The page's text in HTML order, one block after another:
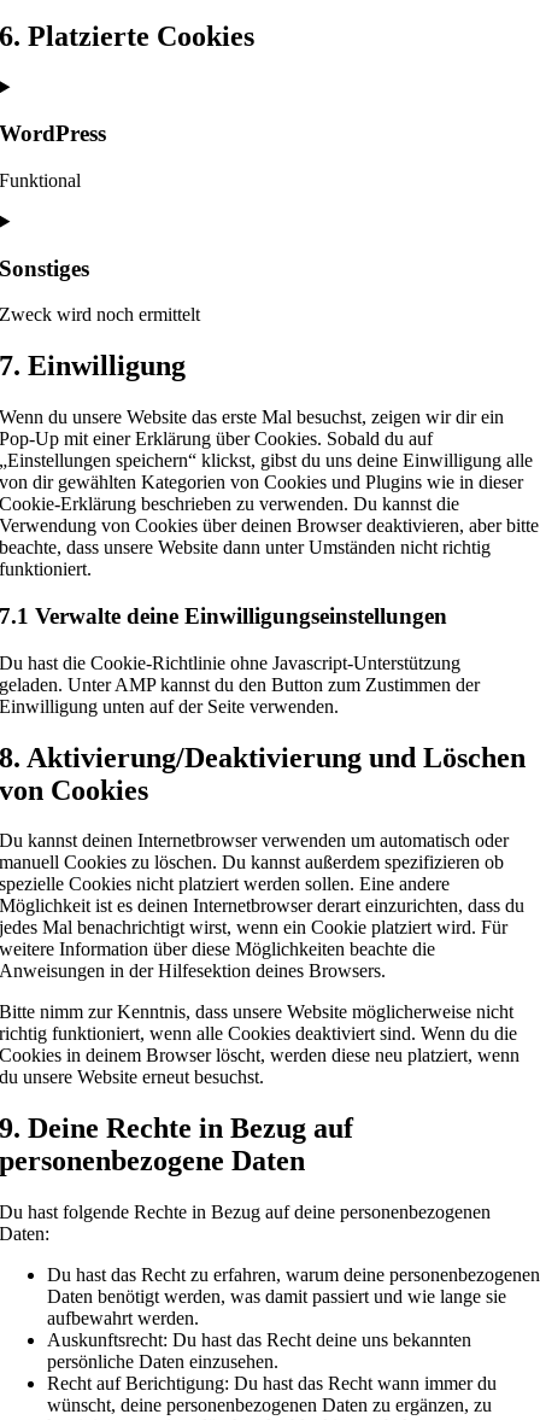
6. Platzierte Cookies
WordPress
Funktional
Sonstiges
Zweck wird noch ermittelt
7. Einwilligung
Wenn du unsere Website das erste Mal besuchst, zeigen wir dir ein
Pop-Up mit einer Erklärung über Cookies. Sobald du auf
„Einstellungen speichern“ klickst, gibst du uns deine Einwilligung alle
von dir gewählten Kategorien von Cookies und Plugins wie in dieser
Cookie-Erklärung beschrieben zu verwenden. Du kannst die
Verwendung von Cookies über deinen Browser deaktivieren, aber bitte
beachte, dass unsere Website dann unter Umständen nicht richtig
funktioniert.
7.1 Verwalte deine Einwilligungseinstellungen
Du hast die Cookie-Richtlinie ohne Javascript-Unterstützung
geladen. Unter AMP kannst du den Button zum Zustimmen der
Einwilligung unten auf der Seite verwenden.
8. Aktivierung/Deaktivierung und Löschen
von Cookies
Du kannst deinen Internetbrowser verwenden um automatisch oder
manuell Cookies zu löschen. Du kannst außerdem spezifizieren ob
spezielle Cookies nicht platziert werden sollen. Eine andere
Möglichkeit ist es deinen Internetbrowser derart einzurichten, dass du
jedes Mal benachrichtigt wirst, wenn ein Cookie platziert wird. Für
weitere Information über diese Möglichkeiten beachte die
Anweisungen in der Hilfesektion deines Browsers.
Bitte nimm zur Kenntnis, dass unsere Website möglicherweise nicht
richtig funktioniert, wenn alle Cookies deaktiviert sind. Wenn du die
Cookies in deinem Browser löscht, werden diese neu platziert, wenn
du unsere Website erneut besuchst.
9. Deine Rechte in Bezug auf
personenbezogene Daten
Du hast folgende Rechte in Bezug auf deine personenbezogenen
Daten:
Du hast das Recht zu erfahren, warum deine personenbezogenen
Daten benötigt werden, was damit passiert und wie lange sie
aufbewahrt werden.
Auskunftsrecht: Du hast das Recht deine uns bekannten
persönliche Daten einzusehen.
Recht auf Berichtigung: Du hast das Recht wann immer du
wünscht, deine personenbezogenen Daten zu ergänzen, zu